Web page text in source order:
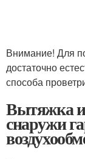
Внимание! Для
достаточно
способа
Вытяжка
снаружи